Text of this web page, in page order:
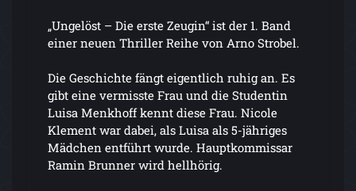
„Ungelöst – Die erste Zeugin“ ist der 1. Band
einer neuen Thriller Reihe von Arno Strobel.
Die Geschichte fängt eigentlich ruhig an. Es
gibt eine vermisste Frau und die Studentin
Luisa Menkhoff kennt diese Frau. Nicole
Klement war dabei, als Luisa als 5-jähriges
Mädchen entführt wurde. Hauptkommissar
Ramin Brunner wird hellhörig.